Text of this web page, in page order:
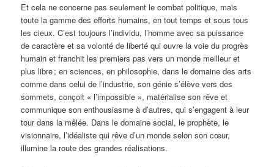
Et cela ne concerne pas seulement le combat politique, mais
toute la gamme des efforts humains, en tout temps et sous tous
les cieux. C’est toujours l’individu, l’homme avec sa puissance
de caractère et sa volonté de liberté qui ouvre la voie du progrès
humain et franchit les premiers pas vers un monde meilleur et
plus libre ; en sciences, en philosophie, dans le domaine des arts
comme dans celui de l’industrie, son génie s’élève vers des
sommets, conçoit « l’impossible », matérialise son rêve et
communique son enthousiasme à d’autres, qui s’engagent à leur
tour dans la mêlée. Dans le domaine social, le prophète, le
visionnaire, l’idéaliste qui rêve d’un monde selon son cœur,
illumine la route des grandes réalisations.